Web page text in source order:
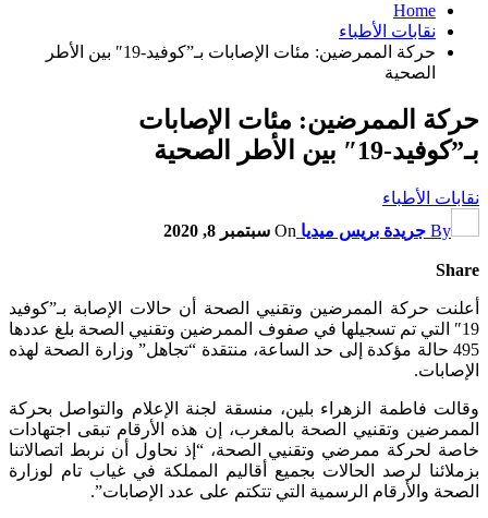
Home
نقابات الأطباء
حركة الممرضين: مئات الإصابات بـ”كوفيد-19″ بين الأطر
الصحية
حركة الممرضين: مئات الإصابات
بـ”كوفيد-19″ بين الأطر الصحية
نقابات الأطباء
By جريدة بريس ميديا On سبتمبر 8, 2020
Share
أعلنت حركة الممرضين وتقنيي الصحة أن حالات الإصابة بـ”كوفيد
19″ التي تم تسجيلها في صفوف الممرضين وتقنيي الصحة بلغ عددها
495 حالة مؤكدة إلى حد الساعة، منتقدة “تجاهل” وزارة الصحة لهذه
الإصابات.
وقالت فاطمة الزهراء بلين، منسقة لجنة الإعلام والتواصل بحركة
الممرضين وتقنيي الصحة بالمغرب، إن هذه الأرقام تبقى اجتهادات
خاصة لحركة ممرضي وتقنيي الصحة، “إذ نحاول أن نربط اتصالاتنا
بزملائنا لرصد الحالات بجميع أقاليم المملكة في غياب تام لوزارة
الصحة والأرقام الرسمية التي تتكتم على عدد الإصابات”.